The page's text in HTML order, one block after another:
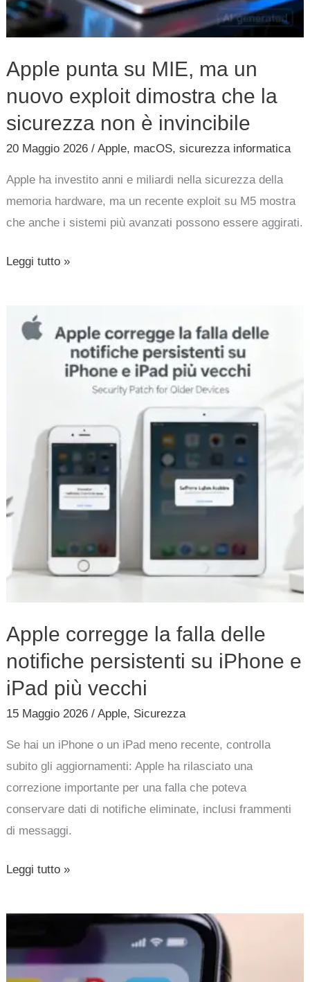
Apple punta su MIE, ma un
nuovo exploit dimostra che la
sicurezza non è invincibile
20 Maggio 2026/Apple, macOS,sicurezza informatica
Apple ha investito anni e miliardi nella sicurezza della
memoria hardware, ma un recente exploit su M5 mostra
che anche i sistemi più avanzati possono essere aggirati.
non
è
Leggi tutto »
Apple corregge la falla delle
notifiche persistenti su iPhone e
iPad più vecchi
15 Maggio 2026/Apple, Sicurezza
Se hai un iPhone o un iPad meno recente, controlla
subito gli aggiornamenti: Apple ha rilasciato una
correzione importante per una falla che poteva
conservare dati di notifiche eliminate, inclusi frammenti
di messaggi.
Apple
corregge
persistenti
e
iPad
vecchi
Leggi tutto »
27
porterà